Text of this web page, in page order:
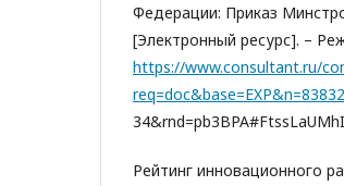
Федерации: Приказ
[Электронный ресурс]. –
https://www.consultant.ru/
Рейтинг инновационного